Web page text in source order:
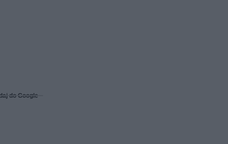
do Google